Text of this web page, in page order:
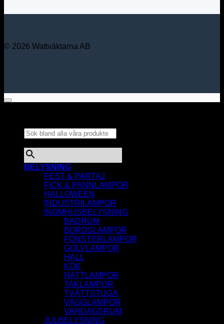
© 2026 Wattväktarna AB
BELYSNING
FEST & PARTAJ
FICK & PANNLAMPOR
HALLOWEEN
INDUSTRILAMPOR
INOMHUSBELYSNING
BADRUM
BORDSLAMPOR
FÖNSTERLAMPOR
GOLVLAMPOR
HALL
KÖK
NATTLAMPOR
TAKLAMPOR
TVÄTTSTUGA
VÄGGLAMPOR
VARDAGSRUM
JULBELYSNING